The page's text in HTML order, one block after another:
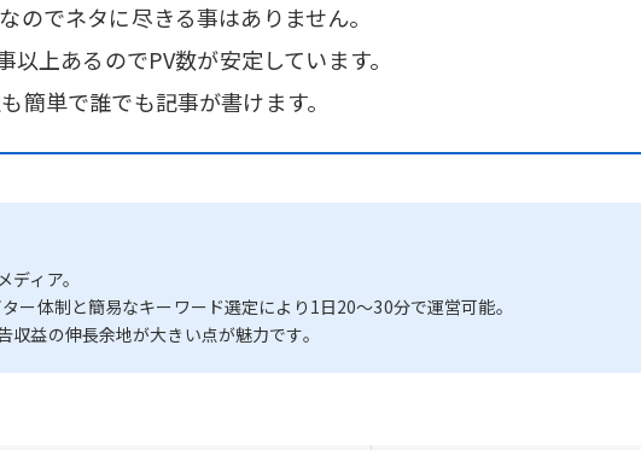
のでネタに尽きる事はありません。
以上あるのでPV数が安定しています。
簡単で誰でも記事が書けます。
ィア。
ー体制と簡易なキーワード選定により1日20〜30分で運営可能。
益の伸長余地が大きい点が魅力です。